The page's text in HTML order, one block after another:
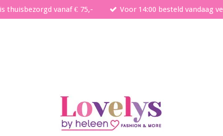
thuisbezorgd vanaf € 75,- Voor 14:00 besteld vandaag